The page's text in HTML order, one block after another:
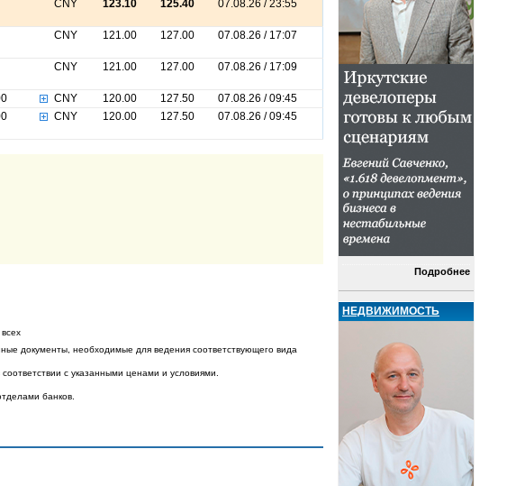
CNY 123.10 125.40 07.08.26 / 23:55
CNY 121.00 127.00 07.08.26 / 17:07
CNY 121.00 127.00 07.08.26 / 17:09
CNY 120.00 127.50
07.08.26 / 09:45
CNY 120.00 127.50 07.08.26 / 09:45
документы, необходимые для ведения соответствующего вида
с указанными ценами и условиями.
банков.
Подробнее
НЕДВИЖИМОСТЬ